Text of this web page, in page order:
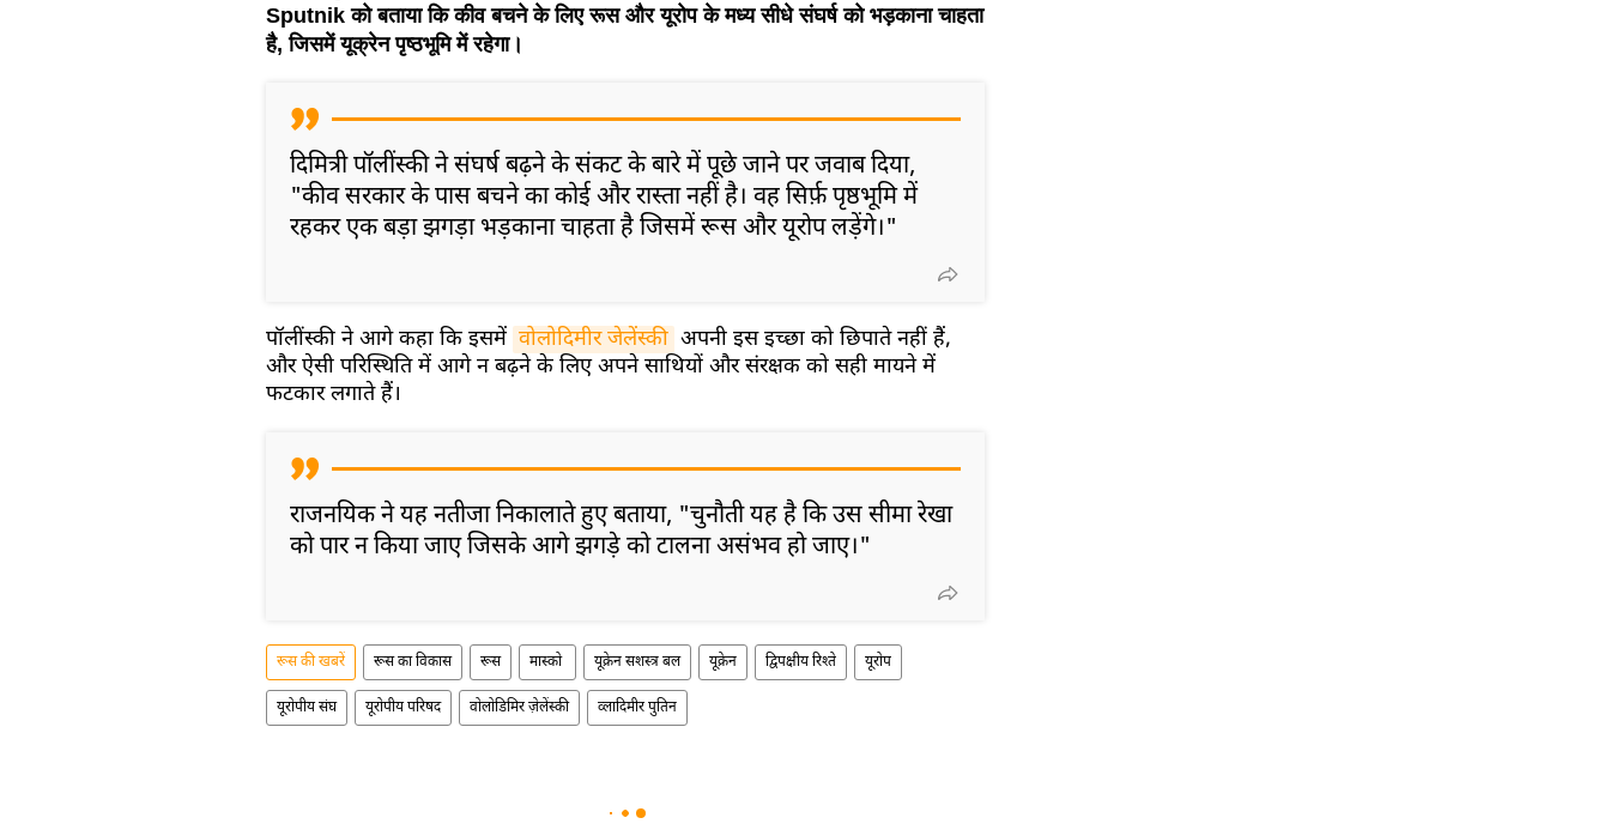
Sputnik को बताया कि कीव बचने के लिए रूस और यूरोप के मध्य सीधे संघर्ष को भड़काना चाहता
है, जिसमें यूक्रेन पृष्ठभूमि में रहेगा।
दिमित्री पॉलींस्की ने संघर्ष बढ़ने के संकटके बारे में पूछे जाने पर जवाब दिया,
"कीव सरकार के पास बचने का कोई और रास्ता नहीं है। वह सिर्फ़ पृष्ठभूमि में
रहकर एक बड़ा झगड़ा भड़काना चाहता है जिसमें रूस और यूरोप लड़ेंगे।"
पॉलींस्की ने आगे कहा कि इसमें वोलोदिमीर जेलेंस्की अपनी इस इच्छा को छिपाते नहीं हैं,
और ऐसी परिस्थिति में आगे न बढ़ने के लिए अपने साथियों और संरक्षक को सही मायने में
फटकार लगाते हैं।
राजनयिक ने यह नतीजा निकालाते हुए बताया, "चुनौती यह है कि उस सीमा रेखा
को पार न किया जाए जिसके आगे झगड़े को टालना असंभव हो जाए।"
रूस की खबरें रूस का विकास रूस मास्को यूक्रेन सशस्त्र बल यूक्रेन द्विपक्षीय रिश्ते यूरोप
यूरोपीय संघ यूरोपीय परिषद वोलोडिमिर ज़ेलेंस्की व्लादिमीर पुतिन